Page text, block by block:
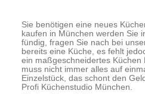
Sie benötigen eine neues
kaufen in München werden Sie
fündig, fragen Sie nach bei
bereits eine Küche, es fehlt
ein maßgeschneidertes Küchen
muss nicht immer alles auf
Einzelstück, das schont den
Profi Küchenstudio München.